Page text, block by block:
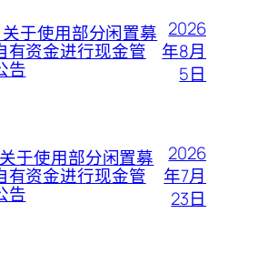
于使用部分闲置募
有资金进行现金管
告
2026
年8月
5日
于使用部分闲置募
有资金进行现金管
告
2026
年7月
23日